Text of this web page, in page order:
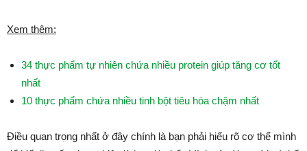
Xem thêm:
34 thực phẩm tự nhiên chứa nhiều protein giúp tăng cơ tốt
nhất
10 thực phẩm chứa nhiều tinh bột tiêu hóa chậm nhất
Điều quan trọng nhất ở đây chính là bạn phải hiểu rõ cơ thể mình